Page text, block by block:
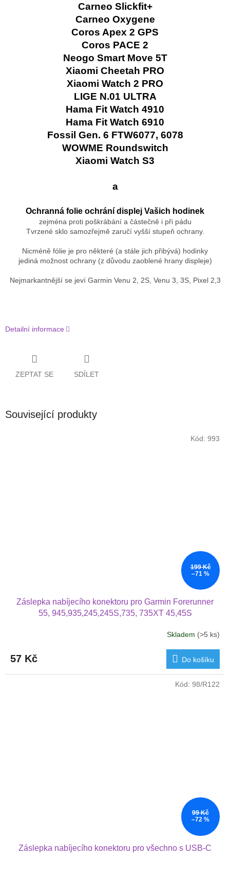
Carneo Slickfit+
Carneo Oxygene
Coros Apex 2 GPS
Coros PACE 2
Neogo Smart Move 5T
Xiaomi Cheetah PRO
Xiaomi Watch 2 PRO
LIGE N.01 ULTRA
Hama Fit Watch 4910
Hama Fit Watch 6910
Fossil Gen. 6 FTW6077, 6078
WOWME Roundswitch
Xiaomi Watch S3
a
Ochranná folie ochrání displej Vašich hodinek
zejména proti poškrábání a částečně i při pádu
Tvrzené sklo samozřejmě zaručí vyšší stupeň ochrany.
Nicméně fólie je pro některé (a stále jich přibývá) hodinky
jediná možnost ochrany (z důvodu zaoblené hrany displeje)
Nejmarkantnější se jeví Garmin Venu 2, 2S, Venu 3, 3S, Pixel 2,3
Detailní informace
ZEPTAT SE SDÍLET
Související produkty
199 Kč
–71 %
Záslepka nabíjecího konektoru pro Garmin Forerunner
55, 945,935,245,245S,735, 735XT 45,45S
Skladem (>5 ks)
57 Kč Do košíku
Kód: 993
99 Kč
–72 %
Záslepka nabíjecího konektoru pro všechno s USB-C
Kód: 98/R122